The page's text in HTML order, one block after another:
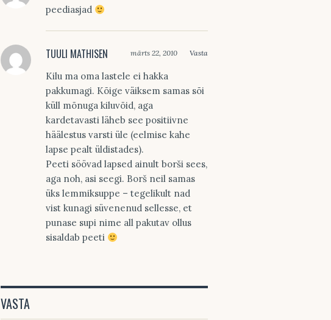
peediasjad
TUULI MATHISEN märts 22, 2010 Vasta
Kilu ma oma lastele ei hakka
pakkumagi. Kõige väiksem samas sõi
küll mõnuga kiluvõid, aga
kardetavasti läheb see positiivne
häälestus varsti üle (eelmise kahe
lapse pealt üldistades).
Peeti söövad lapsed ainult borši sees,
aga noh, asi seegi. Borš neil samas
üks lemmiksuppe – tegelikult nad
vist kunagi süvenenud sellesse, et
punase supi nime all pakutav ollus
sisaldab peeti
VASTA